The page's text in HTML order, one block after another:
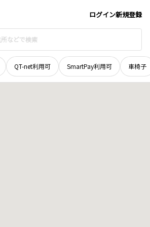
ログイン新規登録
QT-net利用可 SmartPay利用可 車椅子